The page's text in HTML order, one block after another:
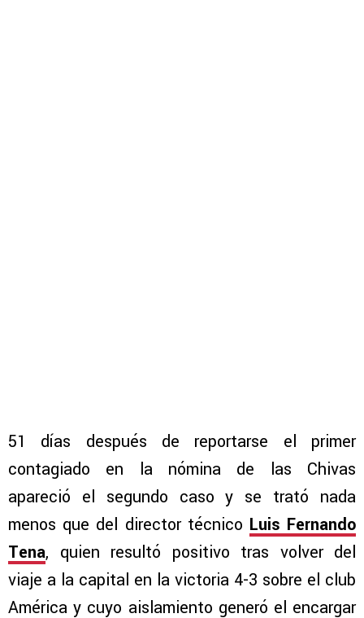
51 días después de reportarse el primer
contagiado en la nómina de las Chivas
apareció el segundo caso y se trató nada
menos que del director técnico Luis Fernando
Tena, quien resultó positivo tras volver del
viaje a la capital en la victoria 4-3 sobre el club
América y cuyo aislamiento generó el encargar